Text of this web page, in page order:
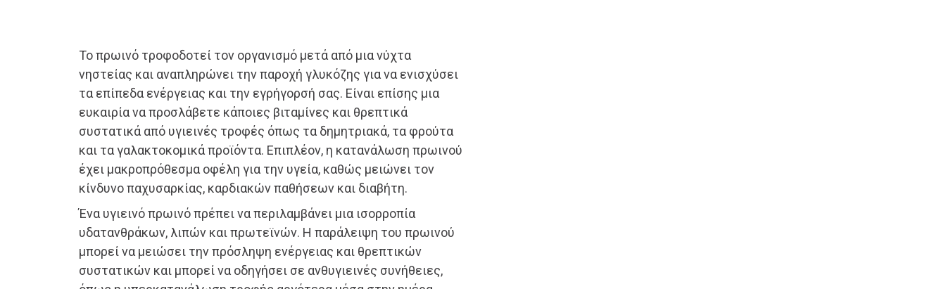
Το πρωινό τροφοδοτεί τον οργανισμό μετά από μια νύχτα
νηστείας και αναπληρώνει την παροχή γλυκόζης για να ενισχύσει
τα επίπεδα ενέργειας και την εγρήγορσή σας. Είναι επίσης μια
ευκαιρία να προσλάβετε κάποιες βιταμίνες και θρεπτικά
συστατικά από υγιεινές τροφές όπως τα δημητριακά, τα φρούτα
και τα γαλακτοκομικά προϊόντα. Επιπλέον, η κατανάλωση πρωινού
έχει μακροπρόθεσμα οφέλη για την υγεία, καθώς μειώνει τον
κίνδυνο παχυσαρκίας, καρδιακών παθήσεων και διαβήτη.
Ένα υγιεινό πρωινό πρέπει να περιλαμβάνει μια ισορροπία
υδατανθράκων, λιπών και πρωτεϊνών. Η παράλειψη του πρωινού
μπορεί να μειώσει την πρόσληψη ενέργειας και θρεπτικών
συστατικών και μπορεί να οδηγήσει σε ανθυγιεινές συνήθειες,